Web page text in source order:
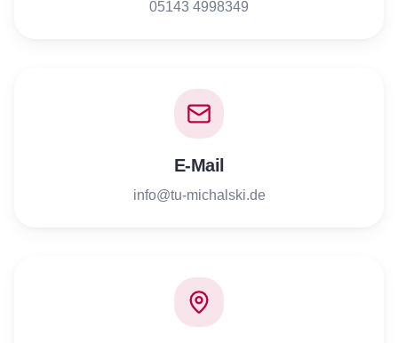
05143 4998349
E-Mail
info@tu-michalski.de